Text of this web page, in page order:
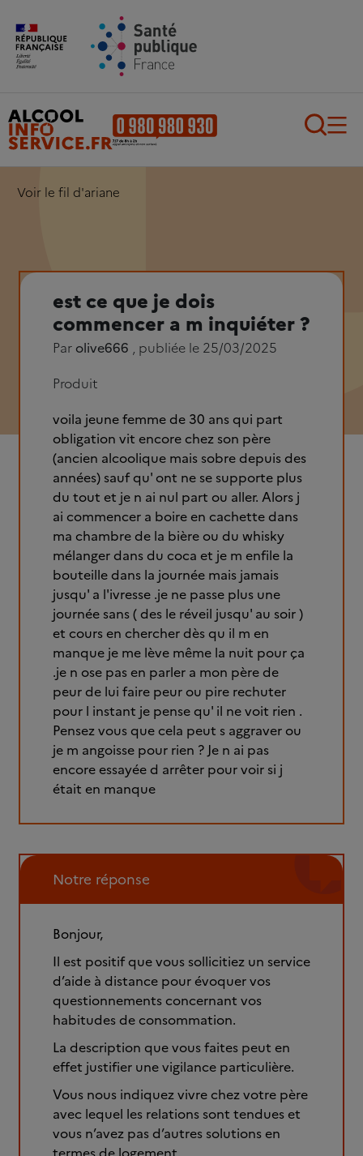
Aller au contenu principal
Voir le fil d'ariane
est ce que je dois
commencer a m inquiéter ?
Par olive666 , publiée le 25/03/2025
Produit
voila jeune femme de 30 ans qui part
obligation vit encore chez son père
(ancien alcoolique mais sobre depuis des
années) sauf qu' ont ne se supporte plus
du tout et je n ai nul part ou aller. Alors j
ai commencer a boire en cachette dans
ma chambre de la bière ou du whisky
mélanger dans du coca et je m enfile la
bouteille dans la journée mais jamais
jusqu' a l'ivresse .je ne passe plus une
journée sans ( des le réveil jusqu' au soir )
et cours en chercher dès qu il m en
manque je me lève même la nuit pour ça
.je n ose pas en parler a mon père de
peur de lui faire peur ou pire rechuter
pour l instant je pense qu' il ne voit rien .
Pensez vous que cela peut s aggraver ou
je m angoisse pour rien ? Je n ai pas
encore essayée d arrêter pour voir si j
était en manque
Notre réponse
Bonjour,
Il est positif que vous sollicitiez un service
d’aide à distance pour évoquer vos
questionnements concernant vos
habitudes de consommation.
La description que vous faites peut en
effet justifier une vigilance particulière.
Vous nous indiquez vivre chez votre père
avec lequel les relations sont tendues et
vous n’avez pas d’autres solutions en